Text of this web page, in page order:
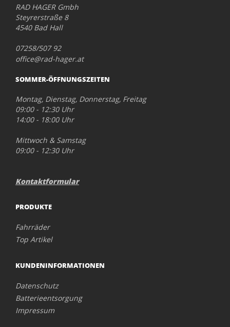
RAD HAGER Gmbh
Steyrerstraße 8
4540 Bad Hall
07258/507 92
office@rad-hager.at
SOMMER-ÖFFNUNGSZEITEN
Montag, Dienstag, Donnerstag, Freitag
09:00 - 12:30 Uhr
14:00 - 18:00 Uhr
Mittwoch & Samstag
09:00 - 12:30 Uhr
Kontaktformular
PRODUKTE
Fahrräder
Top Artikel
KUNDENINFORMATIONEN
Datenschutz
Batterieentsorgung
Impressum